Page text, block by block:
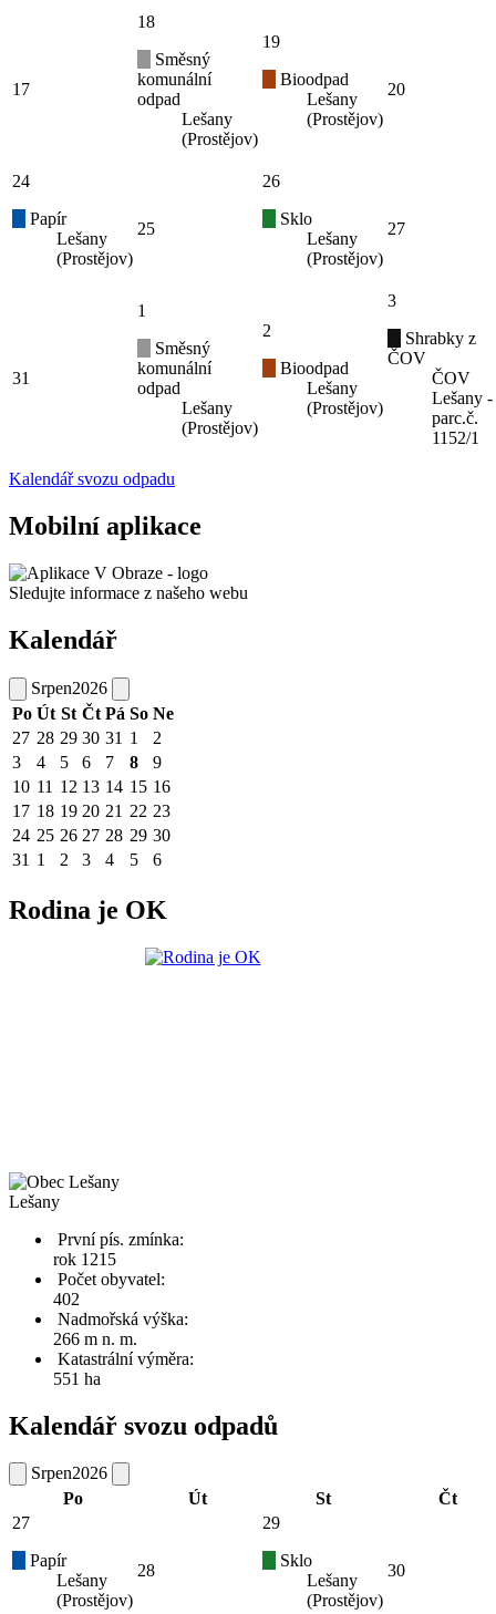
17
18
Směsný
komunální
odpad
Lešany
(Prostějov)
19
Bioodpad
Lešany
(Prostějov)
20
24
Papír
Lešany
(Prostějov)
25
26
Sklo
Lešany
(Prostějov)
27
31
1
Směsný
komunální
odpad
Lešany
(Prostějov)
2
Bioodpad
Lešany
(Prostějov)
3
Shrabky z
ČOV
ČOV
Lešany -
parc.č.
1152/1
Kalendář svozu odpadu
Mobilní aplikace
Sledujte informace z našeho webu
Kalendář
Srpen2026
Po Út St Čt Pá So Ne
27 28 29 30 31 1
2
3
4 5 6 7 8
9
10 11 12 13 14 15 16
17 18 19 20 21 22 23
24 25 26 27 28 29 30
31 1 2 3 4 5 6
Rodina je OK
Lešany
První pís. zmínka:
rok 1215
Počet obyvatel:
402
Nadmořská výška:
266 m n. m.
Katastrální výměra:
551 ha
Kalendář svozu odpadů
Srpen2026
Po
Út St
Čt
27
Papír
Lešany
(Prostějov)
28
29
Sklo
Lešany
(Prostějov)
30